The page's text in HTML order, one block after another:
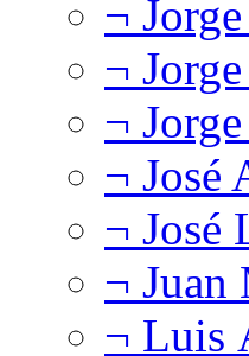
¬
¬
¬
¬ José
¬ José
¬ Juan
¬ Luis